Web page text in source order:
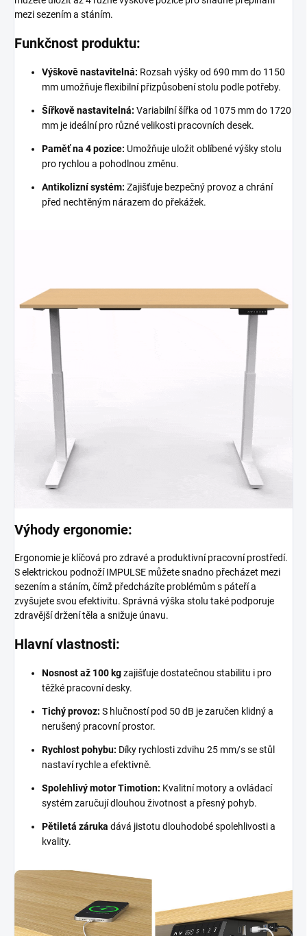
mezi sezením a stáním.
Funkčnost produktu:
Výškově nastavitelná: Rozsah výšky od 690 mm do 1150
mm umožňuje flexibilní přizpůsobení stolu podle potřeby.
Šířkově nastavitelná: Variabilní šířka od 1075 mm do 1720
mm je ideální pro různé velikosti pracovních desek.
Paměť na 4 pozice: Umožňuje uložit oblíbené výšky stolu
pro rychlou a pohodlnou změnu.
Antikolizní systém: Zajišťuje bezpečný provoz a chrání
před nechtěným nárazem do překážek.
Výhody ergonomie:
Ergonomie je klíčová pro zdravé a produktivní pracovní prostředí.
S elektrickou podnoží IMPULSE můžete snadno přecházet mezi
sezením a stáním, čímž předcházíte problémům s páteří a
zvyšujete svou efektivitu. Správná výška stolu také podporuje
zdravější držení těla a snižuje únavu.
Hlavní vlastnosti:
Nosnost až 100 kgzajišťuje dostatečnou stabilitu i pro
těžké pracovní desky.
Tichý provoz: S hlučností pod 50 dB je zaručen klidný a
nerušený pracovní prostor.
Rychlost pohybu: Díky rychlosti zdvihu 25 mm/s se stůl
nastaví rychle a efektivně.
Spolehlivý motor Timotion: Kvalitní motory a ovládací
systém zaručují dlouhou životnost a přesný pohyb.
Pětiletá záruka dává jistotu dlouhodobé spolehlivosti a
kvality.